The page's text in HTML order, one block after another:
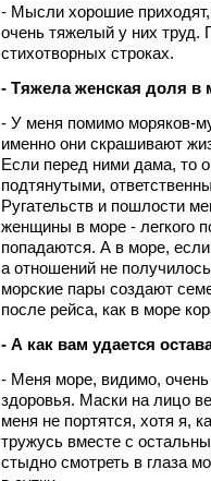
- Мысли хорошие
очень тяжелый у них труд.
стихотворных строках.
- Тяжела женская доля в
- У меня помимо моряков-
именно они скрашивают
Если перед ними дама, то
подтянутыми,
Ругательств и пошлости
женщины в море - легкого
попадаются. А в море,
а отношений не
морские пары создают
после рейса, как в море
- А как вам удается
- Меня море, видимо,
здоровья. Маски на лицо
меня не портятся, хотя я,
тружусь вместе с
стыдно смотреть в глаза